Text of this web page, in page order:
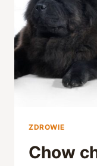
ZDROWIE
Chow